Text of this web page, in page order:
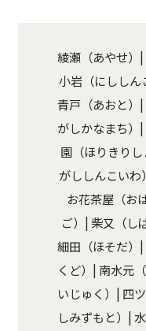
綾瀬（あやせ）
小岩（にしし
青戸（あおと）
がしかなまち）
園（ほりきり
がししんこい
お花茶屋（お
ご）| 柴又（し
細田（ほそだ）
くど）| 南水元
いじゅく）| 四
しみずもと）|